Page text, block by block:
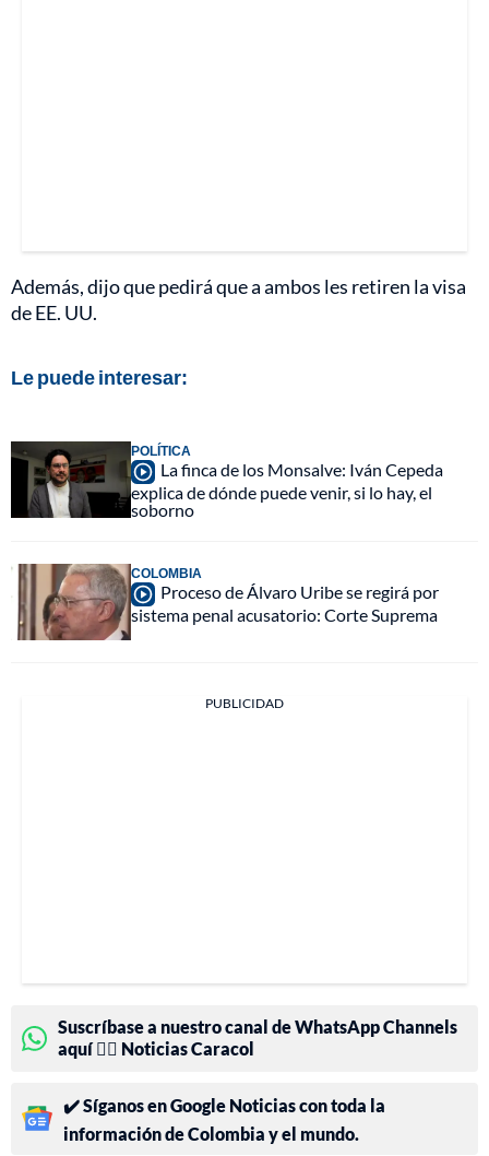
Además, dijo que pedirá que a ambos les retiren la visa
de EE. UU.
Le puede interesar:
POLÍTICA
La finca de los Monsalve: Iván Cepeda
explica de dónde puede venir, si lo hay, el
soborno
COLOMBIA
Proceso de Álvaro Uribe se regirá por
sistema penal acusatorio: Corte Suprema
PUBLICIDAD
Suscríbase a nuestro canal de WhatsApp Channels
aquí 👉🏻 Noticias Caracol
✔️ Síganos en Google Noticias con toda la
información de Colombia y el mundo.